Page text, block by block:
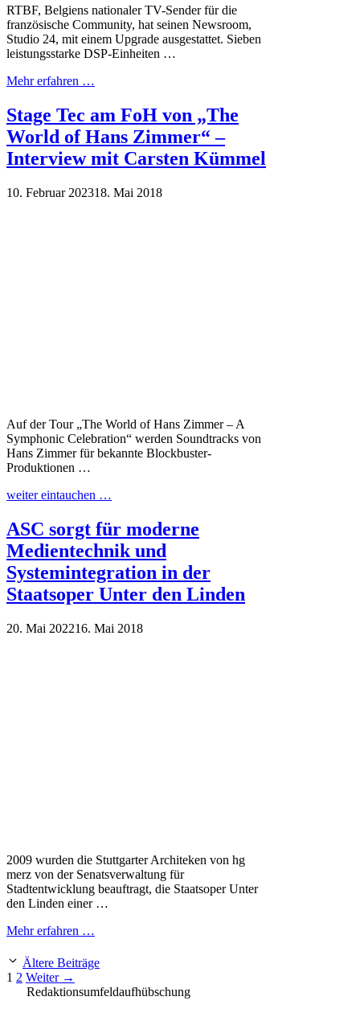
RTBF, Belgiens nationaler TV-Sender für die
französische Community, hat seinen Newsroom,
Studio 24, mit einem Upgrade ausgestattet. Sieben
leistungsstarke DSP-Einheiten …
Mehr erfahren …
Stage Tec am FoH von „The
World of Hans Zimmer“ –
Interview mit Carsten Kümmel
10. Februar 202318. Mai 2018
Auf der Tour „The World of Hans Zimmer – A
Symphonic Celebration“ werden Soundtracks von
Hans Zimmer für bekannte Blockbuster-
Produktionen …
weiter eintauchen …
ASC sorgt für moderne
Medientechnik und
Systemintegration in der
Staatsoper Unter den Linden
20. Mai 202216. Mai 2018
2009 wurden die Stuttgarter Architeken von hg
merz von der Senatsverwaltung für
Stadtentwicklung beauftragt, die Staatsoper Unter
den Linden einer …
Mehr erfahren …
Ältere Beiträge
Seite
1 Seite
2 Weiter →
Redaktionsumfeldaufhübschung